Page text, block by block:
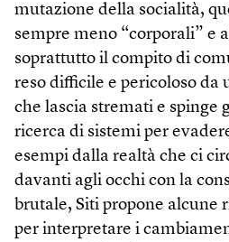
mutazione della socialità,
sempre meno “corporali” e
soprattutto il compito di
reso difficile e pericoloso da
che lascia stremati e spinge
ricerca di sistemi per
esempi dalla realtà che ci
davanti agli occhi con la
brutale, Siti propone alcune
per interpretare i